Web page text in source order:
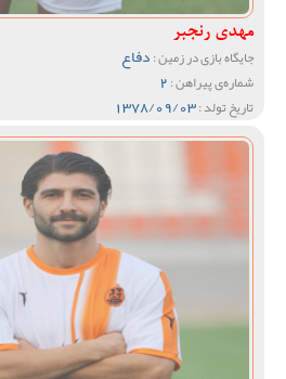
مهدی رنجبر
جایگاه بازی در زمین :دفاع
شماره‌ی پیراهن :2
تاریخ تولد :1378/09/03